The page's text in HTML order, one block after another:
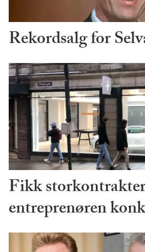
Rekordsalg for
Fikk
entreprenøren